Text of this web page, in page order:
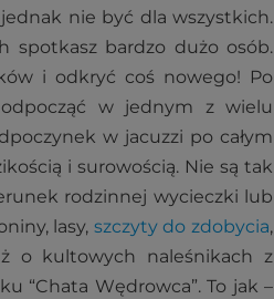
nie być dla wszystkich.
spotkasz bardzo dużo osób.
i odkryć coś nowego! Po
w jednym z wielu
w jacuzzi po całym
i surowością. Nie są tak
rodzinnej wycieczki lub
lasy, szczyty do zdobycia,
o kultowych naleśnikach z
“Chata Wędrowca”. To jak –